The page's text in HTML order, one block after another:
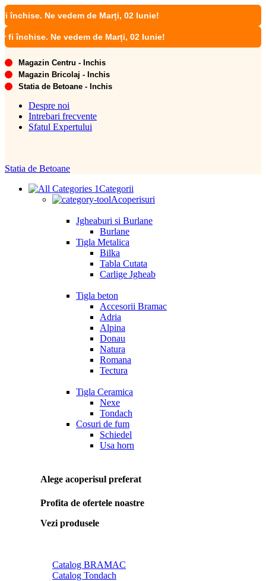
vedem de Marți, 02 Iunie!
Ne vedem de Marți, 02 Iunie!
Magazin Centru - Inchis
Magazin Bricolaj - Inchis
Statia de Betoane - Inchis
Despre noi
Intrebari frecvente
Sfatul Expertului
Statia de Betoane
Categorii
Acoperisuri
Jgheaburi si Burlane
Burlane
Tigla Metalica
Bilka
Tabla Cutata
Carlige Jgheab
Tigla beton
Accesorii Bramac
Adria
Alpina
Donau
Natura
Romana
Tectura
Tigla Ceramica
Nexe
Tondach
Cosuri de fum
Schiedel
Usa horn
Alege acoperisul preferat
Profita de ofertele noastre
Vezi produsele
Catalog BRAMAC
Catalog Tondach